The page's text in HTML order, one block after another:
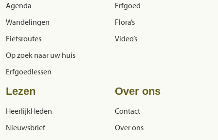
Agenda
Wandelingen
Fietsroutes
Op zoek naar uw huis
Erfgoedlessen
Erfgoed
Flora’s
Video’s
Lezen
HeerlijkHeden
Nieuwsbrief
Over ons
Contact
Over ons